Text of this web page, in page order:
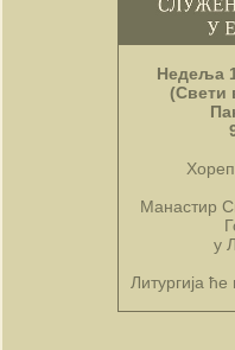
Недеља
(Свети
Манастир
у
Литургија